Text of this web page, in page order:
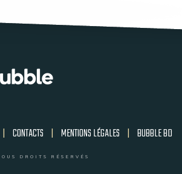
| CONTACTS | MENTIONS LÉGALES | BUBBLE BD
DROITS RÉSERVÉS